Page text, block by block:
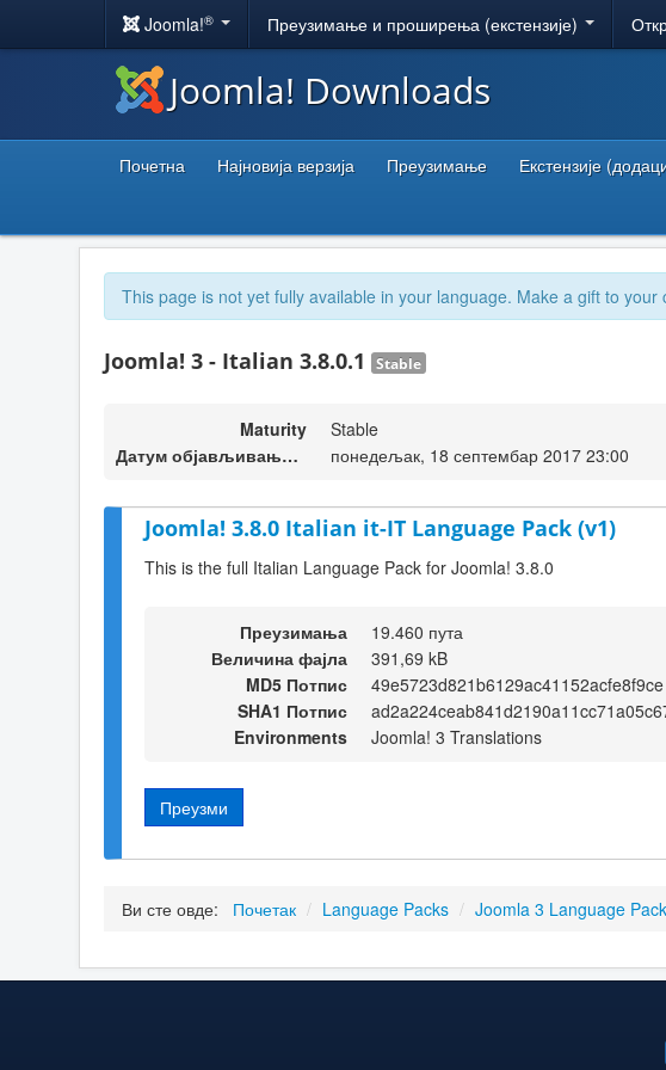
Joomla!® Преузимање и проширења (екстензије)
Joomla! Downloads
Почетна Најновија верзија Преузимање Екстензије
This page is not yet fully available in your language. Make a gift to
Joomla! 3 - Italian 3.8.0.1 Stable
Maturity
Stable
Датум објављивања верзије
понедељак, 18 септембар 2017 23:00
Joomla! 3.8.0 Italian it-IT Language Pack (v1)
This is the full Italian Language Pack for Joomla! 3.8.0
Преузимања
19.460 пута
Величина фајла
391,69 kB
MD5 Потпис
49e5723d821b6129ac41152acfe8f9ce
SHA1 Потпис
Environments
Joomla! 3 Translations
Преузми
Ви сте овде: Почетак / Language Packs / Joomla 3 Language